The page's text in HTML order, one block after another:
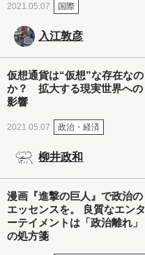
2021.05.07 国際
入江敦彦
仮想通貨は“仮想”な存在なの
か？ 拡大する現実世界への
影響
2021.05.07 政治・経済
柳井政和
漫画『進撃の巨人』で政治の
エッセンスを。 良質なエンタ
ーテイメントは「政治離れ」
の処方箋